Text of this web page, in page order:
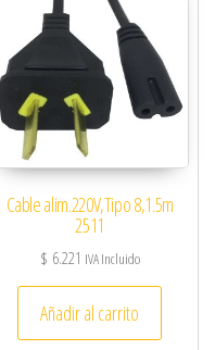
Cable alim.220V,Tipo 8,1.5m
2511
$ 6.221 IVA Incluido
Añadir al carrito